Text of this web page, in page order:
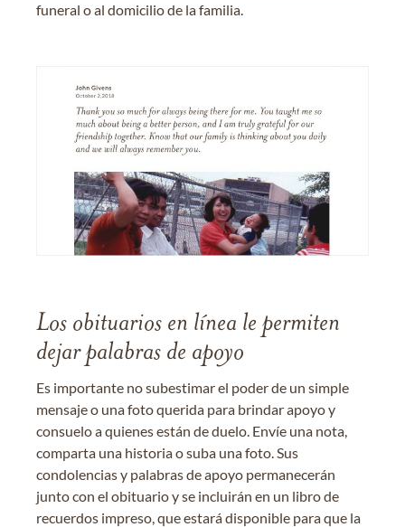
funeral o al domicilio de la familia.
Los obituarios en línea le permiten
dejar palabras de apoyo
Es importante no subestimar el poder de un simple
mensaje o una foto querida para brindar apoyo y
consuelo a quienes están de duelo. Envíe una nota,
comparta una historia o suba una foto. Sus
condolencias y palabras de apoyo permanecerán
junto con el obituario y se incluirán en un libro de
recuerdos impreso, que estará disponible para que la